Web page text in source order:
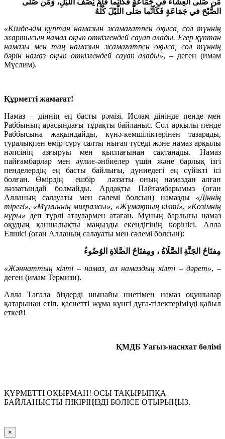
الصُّبْحَ في جَمَاعَةٍ فَكَأنَّما صَلَّى اللَّيْلَ كُلَّهُ
«Кімде-кім құптан намазын жамағатпен оқыса, сол түннің
жартысын намаз оқып өткізгендей сауап алады. Егер құптан
намазы мен таң намазын жамағатпен оқыса, сол түннің
бәрін намаз оқып өткізгендей сауап алады», – деген (имам
Мүслим).
Құрметті жамағат!
Намаз – діннің ең басты рәмізі. Ислам дінінде пенде мен
Раббының арасындағы тұрақты байланыс. Сол арқылы пенде
Раббысына жақындайды, күнә-кемшіліктерінен тазарады,
туралықпен өмір сүру салты нығая түседі және намаз арқылы
нәпсінің азғыруы мен қыспағынан сақтанады. Намаз
пайғамбарлар мен әулие-әнбиелер үшін және барлық ізгі
пенделердің ең басты байлығы, дүниедегі ең сүйікті ісі
болған. Өмірдің ешбір ләззаты оның намаздан алған
ләззатындай болмайды. Ардақты Пайғамбарымыз (оған
Алланың салауаты мен сәлемі болсын) намазды «Діннің
тірегі», «Мүминнің миғражы», «Жұмақтың кілті», «Көзімнің
нұры» деп түрлі атаулармен атаған. Мұның барлығы намаз
оқудың қаншалықты маңызды екендігінің көрінісі. Алла
Елшісі (оған Алланың салауаты мен сәлемі болсын):
مِفتَاحُ الجَنَّةِ الصَّلَاةُ ، ومِفتَاحُ الصَّلاةِ الوُضُوءُ
«Жәннаттың кілті – намаз, ал намаздың кілті – дәрет», –
деген (имам Термизи).
Алла Тағала біздерді шынайы ниетімен намаз оқушылар
қатарынан етіп, қасиетті жұма күнгі дұға-тілектерімізді қабыл
еткей!
ҚМДБ Уағыз-насихат бөлімі
ҚҰРМЕТТІ ОҚЫРМАН! ОСЫ ТАҚЫРЫПҚА
БАЙЛАНЫСТЫ ПІКІРІҢІЗДІ БӨЛІСЕ ОТЫРЫҢЫЗ.
×